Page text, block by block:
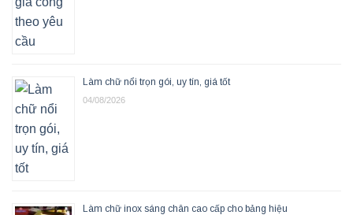
Làm chữ nổi trọn gói, uy tín, giá tốt
04/08/2026
Làm chữ inox sáng chân cao cấp cho bảng hiệu